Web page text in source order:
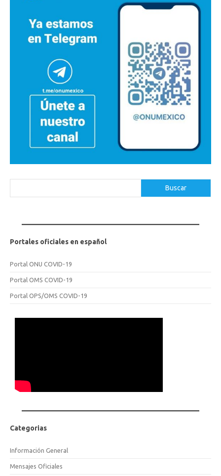
Buscar
Portales oficiales en español
Portal ONU COVID-19
Portal OMS COVID-19
Portal OPS/OMS COVID-19
Categorias
Información General
Mensajes Oficiales